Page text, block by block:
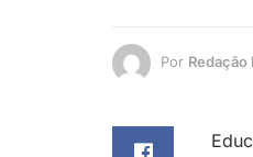
Por Redação